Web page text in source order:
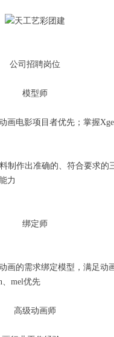
公司招聘岗位
模型师
电影项目者优先；掌握
制作出准确的、符合要求
力
绑定师
画的需求绑定模型，满足动
、mel优先
高级动画师